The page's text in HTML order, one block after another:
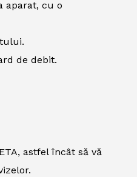
aparat, cu o
de debit.
astfel încât să vă